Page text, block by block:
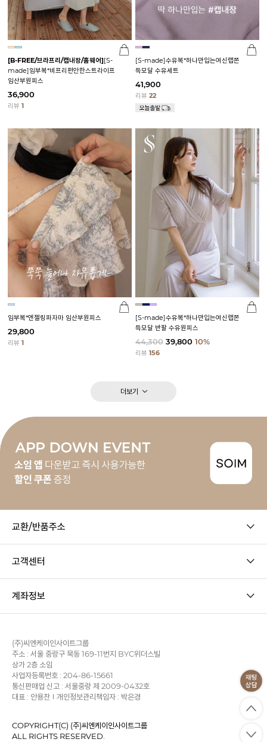
[B-FREE/브라프리/캡내장/홈웨어][S-
made]임부복*비프리편안한스트라이프
임산부원피스
36,900
리뷰 1
[S-made]수유복*하나만입는여신랩쫀
득모달 수유세트
41,900
리뷰 22
임부복*엔젤링파자마 임산부원피스
29,800
리뷰 1
[S-made]수유복*하나만입는여신랩쫀
득모달 반팔 수유원피스
44,300 39,800 10%
리뷰 156
더보기
교환/반품주소
고객센터
계좌정보
(주)씨엔케이인사이트그룹
주소 : 서울 중랑구 묵동 169-11번지 BYC위더스빌
상가 2층 소임
사업자등록번호 : 204-86-15661
통신판매업 신고 : 서울중랑 제 2009-0432호
대표 : 안용찬
개인정보관리책임자 : 박은경
COPYRIGHT(C) (주)씨엔케이인사이트그룹
ALL RIGHTS RESERVED.